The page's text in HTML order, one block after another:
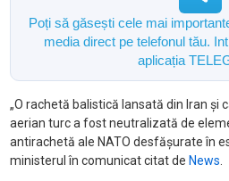
Poți să găsești cele mai
media direct pe telefonul tău.
aplicația
„O rachetă balistică lansată din Iran şi
aerian turc a fost neutralizată de
antirachetă ale NATO desfăşurate în
ministerul în comunicat citat de News.